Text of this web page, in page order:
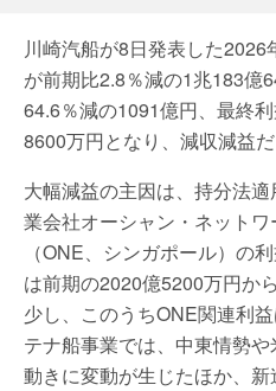
川崎汽船が8日発表した
が前期比2.8％減の1兆183億
64.6％減の1091億円、最終
8600万円となり、減収減益だ
大幅減益の主因は、持分法
業会社オーシャン・ネット
（ONE、シンガポール）の
は前期の2020億5200万円か
少し、このうちONE関連利
テナ船事業では、中東情勢
動きに変動が生じたほか、